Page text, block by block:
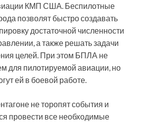
КМП США. Беспилотные
позволят быстро создавать
достаточной численности
а также решать задачи
целей. При этом БПЛА не
для пилотируемой авиации, но
ей в боевой работе.
не торопят события и
провести все необходимые